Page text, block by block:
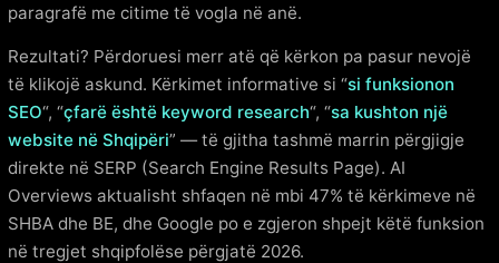
paragrafë me citime të vogla në anë.
Rezultati? Përdoruesi merr atë që kërkon pa pasur nevojë
të klikojë askund. Kërkimet informative si “si funksionon
SEO“, “çfarë është keyword research“, “sa kushton një
website në Shqipëri” — të gjitha tashmë marrin përgjigje
direkte në SERP (Search Engine Results Page). AI
Overviews aktualisht shfaqen në mbi 47% të kërkimeve në
SHBA dhe BE, dhe Google po e zgjeron shpejt këtë funksion
në tregjet shqipfolëse përgjatë 2026.